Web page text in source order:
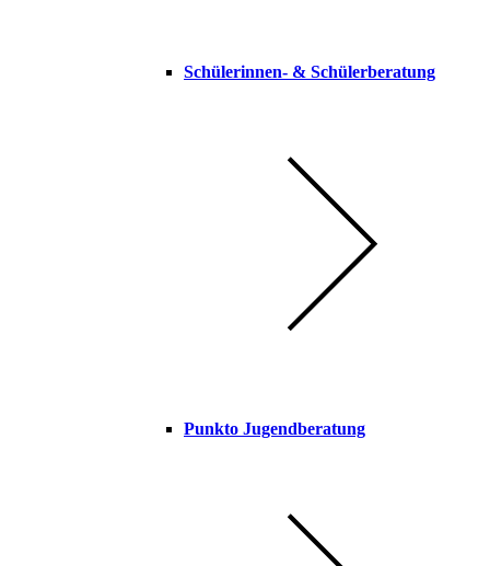
Schülerinnen- & Schülerberatung
Punkto Jugendberatung